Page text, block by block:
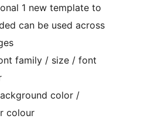
1 new template to
can be used across
family / size / font
color /
colour